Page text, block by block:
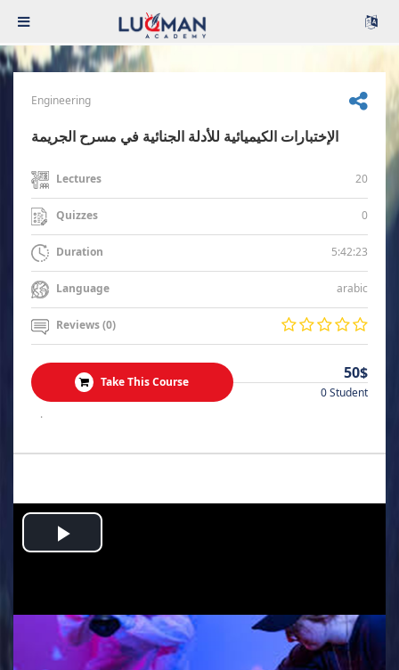
Engineering
الإختبارات الكيميائية للأدلة الجنائية في مسرح الجريمة
Lectures 20
Quizzes 0
Duration 5:42:23
Language arabic
Reviews (0)
Take This Course 50$
0 Student
.
Play